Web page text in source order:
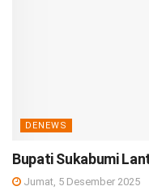
DENEWS
Bupati Sukabumi
Jumat, 5 Desember 2025